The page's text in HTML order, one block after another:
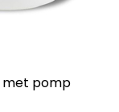
met pomp